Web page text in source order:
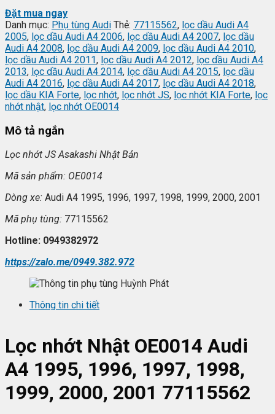
Đặt mua ngay
Danh mục: Phụ tùng Audi Thẻ: 77115562, lọc dầu Audi A4
2005, lọc dầu Audi A4 2006, lọc dầu Audi A4 2007, lọc dầu
Audi A4 2008, lọc dầu Audi A4 2009, lọc dầu Audi A4 2010,
lọc dầu Audi A4 2011, lọc dầu Audi A4 2012, lọc dầu Audi A4
2013, lọc dầu Audi A4 2014, lọc dầu Audi A4 2015, lọc dầu
Audi A4 2016, lọc dầu Audi A4 2017, lọc dầu Audi A4 2018,
lọc dầu KIA Forte, lọc nhớt, lọc nhớt JS, lọc nhớt KIA Forte, lọc
nhớt nhật, lọc nhớt OE0014
Mô tả ngắn
Lọc nhớt JS Asakashi Nhật Bản
Mã sản phẩm: OE0014
Dòng xe: Audi A4 1995, 1996, 1997, 1998, 1999, 2000, 2001
Mã phụ tùng: 77115562
Hotline: 0949382972
https://zalo.me/0949.382.972
Thông tin chi tiết
Lọc nhớt Nhật OE0014 Audi
A4 1995, 1996, 1997, 1998,
1999, 2000, 2001 77115562